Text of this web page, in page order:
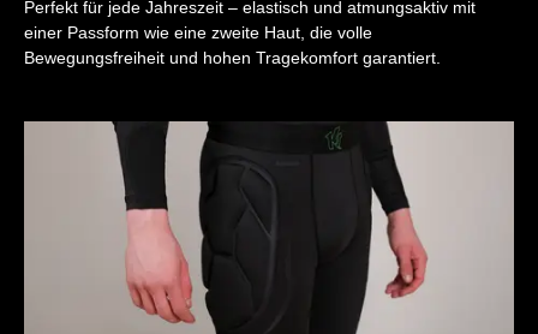
Perfekt für jede Jahreszeit – elastisch und atmungsaktiv mit
einer Passform wie eine zweite Haut, die volle
Bewegungsfreiheit und hohen Tragekomfort garantiert.